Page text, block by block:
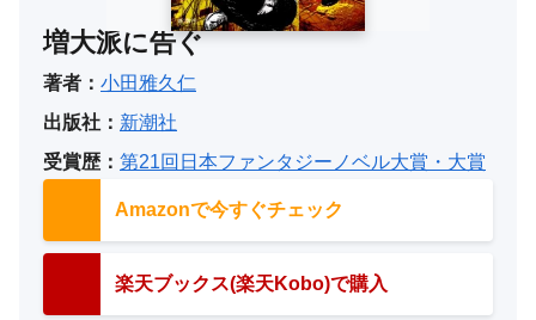
増大派に告ぐ
著者： 小田雅久仁
出版社： 新潮社
受賞歴： 第21回日本ファンタジーノベル大賞・大賞
Amazonで今すぐチェック
楽天ブックス(楽天Kobo)で購入